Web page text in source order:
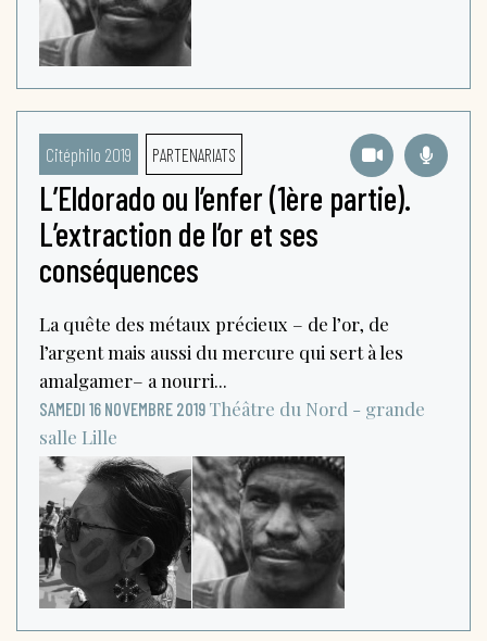
Citéphilo 2019 PARTENARIATS
L’Eldorado ou l’enfer (1ère partie).
L’extraction de l’or et ses
conséquences
La quête des métaux précieux – de l’or, de
l’argent mais aussi du mercure qui sert à les
amalgamer– a nourri...
SAMEDI 16 NOVEMBRE 2019 Théâtre du Nord - grande
salle Lille